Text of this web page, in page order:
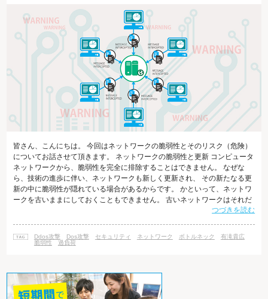
皆さん、こんにちは。 今回はネットワークの脆弱性とそのリスク（危険）
についてお話させて頂きます。 ネットワークの脆弱性と更新 コンピュータ
ネットワークから、脆弱性を完全に排除することはできません。 なぜな
ら、技術の進歩に伴い、ネットワークも新しく更新され、 その新たなる更
新の中に脆弱性が隠れている場合があるからです。 かといって、ネットワ
ークを古いままにしておくこともできません。 古いネットワークはそれだ
け長い時間攻撃者の研究・調査対象となり、 脆弱性を発見・利用されて攻
ても、限りなく安全性を高めることはできます。 それは、日々の進歩を途
絶えさせることなく更新を続け、脆弱性が発見された場合は可及的速やか
つづきを読む
Ddos攻撃 Dos攻撃 セキュリティ ネットワーク ボトルネック
有滝貴広
脆弱性
過負荷